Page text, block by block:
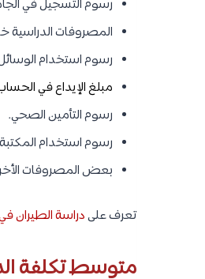
المسافة بين السكن
التخصص الدراسي
لهذا لا يمكن تحديد
يمكن من خلالها حساب
تكاليف الدراسة
المصروفات الدراسية